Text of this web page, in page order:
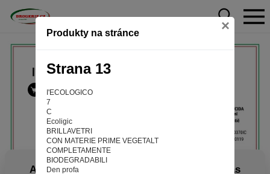
Produkty na stránce ×
Strana 13
I'ECOLOGICO
7
C
Ecoligic
BRILLAVETRI
CON MATERIE PRIME VEGETALT
COMPLETAMENTE
BIODEGRADABILI
Den profa
Aby web fungoval tak, jak ho znáte (souhlas